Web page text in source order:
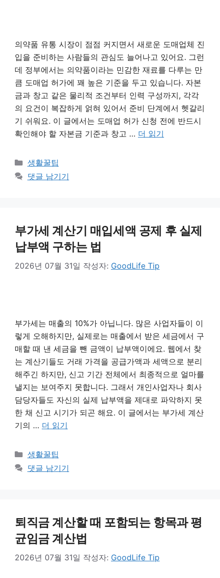
의약품 유통 시장이 점점 커지면서 새로운 도매업체 진
입을 준비하는 사람들의 관심도 늘어나고 있어요. 그런
데 정부에서는 의약품이라는 민감한 재료를 다루는 만
큼 도매업 허가에 꽤 높은 기준을 두고 있습니다. 자본
금과 창고 같은 물리적 조건부터 인력 구성까지, 각각
의 요건이 복잡하게 얽혀 있어서 준비 단계에서 헷갈리
기 쉬워요. 이 글에서는 도매업 허가 신청 전에 반드시
확인해야 할 자본금 기준과 창고 … 더 읽기
카
테
생활꿀팁
댓글 남기기
부가세 계산기 매입세액 공제 후 실제
납부액 구하는 법
2026년 07월 31일 작성자: GoodLife Tip
부가세는 매출의 10%가 아닙니다. 많은 사업자들이 이
렇게 오해하지만, 실제로는 매출에서 받은 세금에서 구
매할 때 낸 세금을 뺀 금액이 납부액이에요. 웹에서 찾
는 계산기들도 거래 가격을 공급가액과 세액으로 분리
해주긴 하지만, 신고 기간 전체에서 최종적으로 얼마를
낼지는 보여주지 못합니다. 그래서 개인사업자나 회사
담당자들도 자신의 실제 납부액을 제대로 파악하지 못
한 채 신고 시기가 되곤 해요. 이 글에서는 부가세 계산
기의 … 더 읽기
카
테
생활꿀팁
댓글 남기기
퇴직금 계산할 때 포함되는 항목과 평
균임금 계산법
2026년 07월 31일 작성자: GoodLife Tip